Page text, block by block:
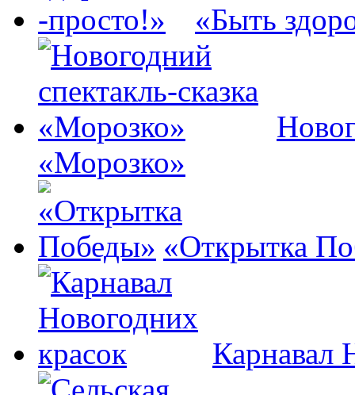
«Быть
«Морозко»
«Открытка
Карнавал